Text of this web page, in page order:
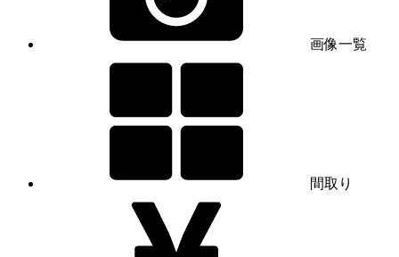
画像一覧
間取り